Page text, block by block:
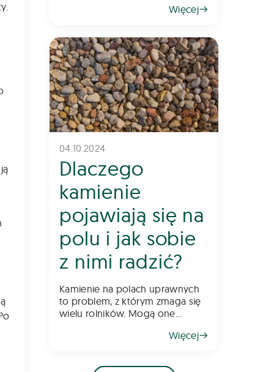
gospodarstwa będą mogli
naborze do programu „Rozwój
małych gospodarstw”. To jede
Więcej
04.10.2024
Dlaczego
kamienie
pojawiają się na
polu i jak sobie
z nimi radzić?
Kamienie na polach uprawnych
to problem, z którym zmaga się
wielu rolników. Mogą one
uszkodzić sprzęt rolniczy oraz
Więcej